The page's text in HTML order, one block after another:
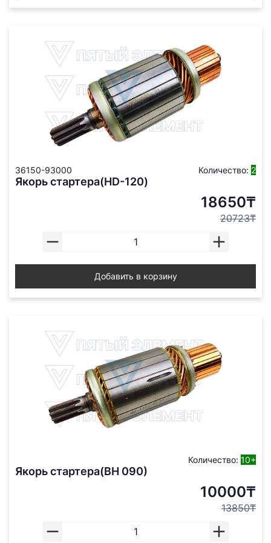
36150-93000 Количество: 2
Якорь стартера(HD-120)
18650₸
20723₸
Добавить в корзину
Количество: 10+
Якорь стартера(ВН 090)
10000₸
13850₸